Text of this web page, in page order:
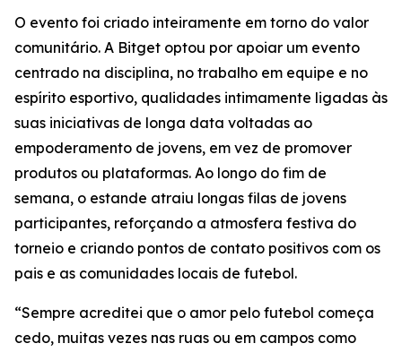
O evento foi criado inteiramente em torno do valor
comunitário. A Bitget optou por apoiar um evento
centrado na disciplina, no trabalho em equipe e no
espírito esportivo, qualidades intimamente ligadas às
suas iniciativas de longa data voltadas ao
empoderamento de jovens, em vez de promover
produtos ou plataformas. Ao longo do fim de
semana, o estande atraiu longas filas de jovens
participantes, reforçando a atmosfera festiva do
torneio e criando pontos de contato positivos com os
pais e as comunidades locais de futebol.
“Sempre acreditei que o amor pelo futebol começa
cedo, muitas vezes nas ruas ou em campos como